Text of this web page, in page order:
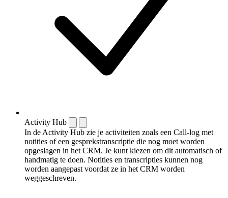
Activity Hub
In de Activity Hub zie je activiteiten zoals een Call-log met
notities of een gespreks­transcriptie die nog moet worden
opgeslagen in het CRM. Je kunt kiezen om dit automatisch of
handmatig te doen. Notities en transcripties kunnen nog
worden aangepast voordat ze in het CRM worden
weggeschreven.